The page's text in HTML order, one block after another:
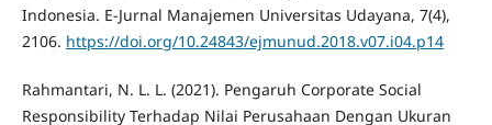
Indonesia. E-Jurnal Manajemen Universitas Udayana, 7(4),
2106. https://doi.org/10.24843/ejmunud.2018.v07.i04.p14
Rahmantari, N. L. L. (2021). Pengaruh Corporate Social
Responsibility Terhadap Nilai Perusahaan Dengan Ukuran